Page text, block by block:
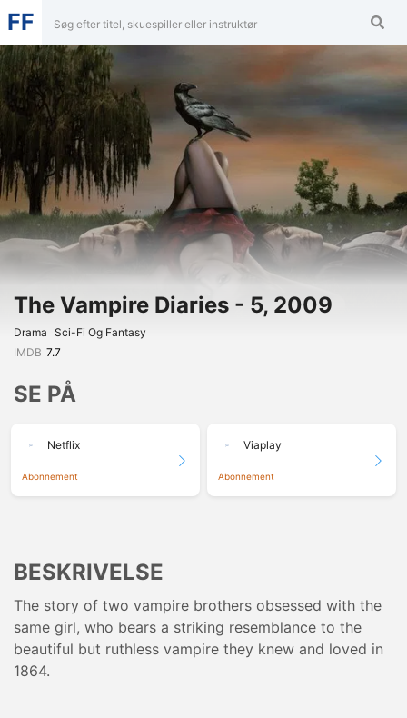
FF
The Vampire Diaries - 5, 2009
Drama Sci-Fi Og Fantasy
IMDB 7.7
SE PÅ
Netflix
Abonnement
Viaplay
Abonnement
BESKRIVELSE
The story of two vampire brothers obsessed with the
same girl, who bears a striking resemblance to the
beautiful but ruthless vampire they knew and loved in
1864.